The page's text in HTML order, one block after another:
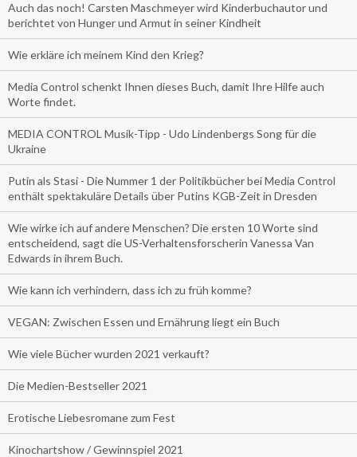
Auch das noch! Carsten Maschmeyer wird Kinderbuchautor und
berichtet von Hunger und Armut in seiner Kindheit
Wie erkläre ich meinem Kind den Krieg?
Media Control schenkt Ihnen dieses Buch, damit Ihre Hilfe auch
Worte findet.
MEDIA CONTROL Musik-Tipp - Udo Lindenbergs Song für die
Ukraine
Putin als Stasi - Die Nummer 1 der Politikbücher bei Media Control
enthält spektakuläre Details über Putins KGB-Zeit in Dresden
Wie wirke ich auf andere Menschen? Die ersten 10 Worte sind
entscheidend, sagt die US-Verhaltensforscherin Vanessa Van
Edwards in ihrem Buch.
Wie kann ich verhindern, dass ich zu früh komme?
VEGAN: Zwischen Essen und Ernährung liegt ein Buch
Wie viele Bücher wurden 2021 verkauft?
Die Medien-Bestseller 2021
Erotische Liebesromane zum Fest
Kinochartshow / Gewinnspiel 2021